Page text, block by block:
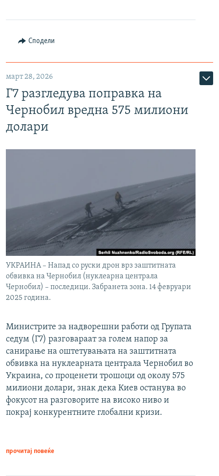
Сподели
март 28, 2026
Г7 разгледува поправка на
Чернобил вредна 575 милиони
долари
УКРАИНА – Напад со руски дрон врз заштитната
обвивка на Чернобил (нуклеарна централа
Чернобил) – последици. Забранета зона. 14 февруари
2025 година.
Министрите за надворешни работи од Групата
седум (Г7) разговараат за голем напор за
санирање на оштетувањата на заштитната
обвивка на нуклеарната централа Чернобил во
Украина, со проценети трошоци од околу 575
милиони долари, знак дека Киев останува во
фокусот на разговорите на високо ниво и
покрај конкурентните глобални кризи.
прочитај повеќе